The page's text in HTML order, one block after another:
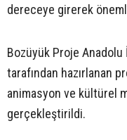
dereceye girerek
Bozüyük Proje
tarafından hazırlanan
animasyon ve kültürel
gerçekleştirildi.